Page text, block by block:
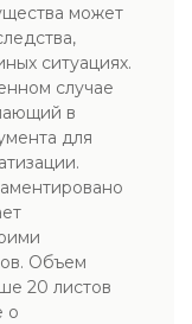
может
ситуациях.
случае
в
для
Объем
20 листов
о